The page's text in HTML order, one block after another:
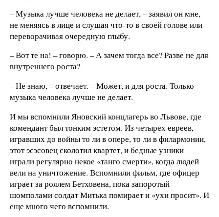
– Музыка лучше человека не делает, – заявил он мне,
не меняясь в лице и слушая что-то в своей голове или
переворачивая очередную глыбу.
– Вот те на! – говорю. – А зачем тогда все? Разве не для
внутреннего роста?
– Не знаю, – отвечает. – Может, и для роста. Только
музыка человека лучше не делает.
И мы вспомнили Яновский концлагерь во Львове, где
комендант был тонким эстетом. Из четырех евреев,
игравших до войны то ли в опере, то ли в филармонии,
этот эсэсовец сколотил квартет, и бедные узники
играли регулярно некое «танго смерти», когда людей
вели на уничтожение. Вспомнили фильм, где офицер
играет за роялем Бетховена, пока запоротый
шомполами солдат Митька помирает и «ухи просит». И
еще много чего вспомнили.